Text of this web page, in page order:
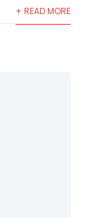
+ READ MORE